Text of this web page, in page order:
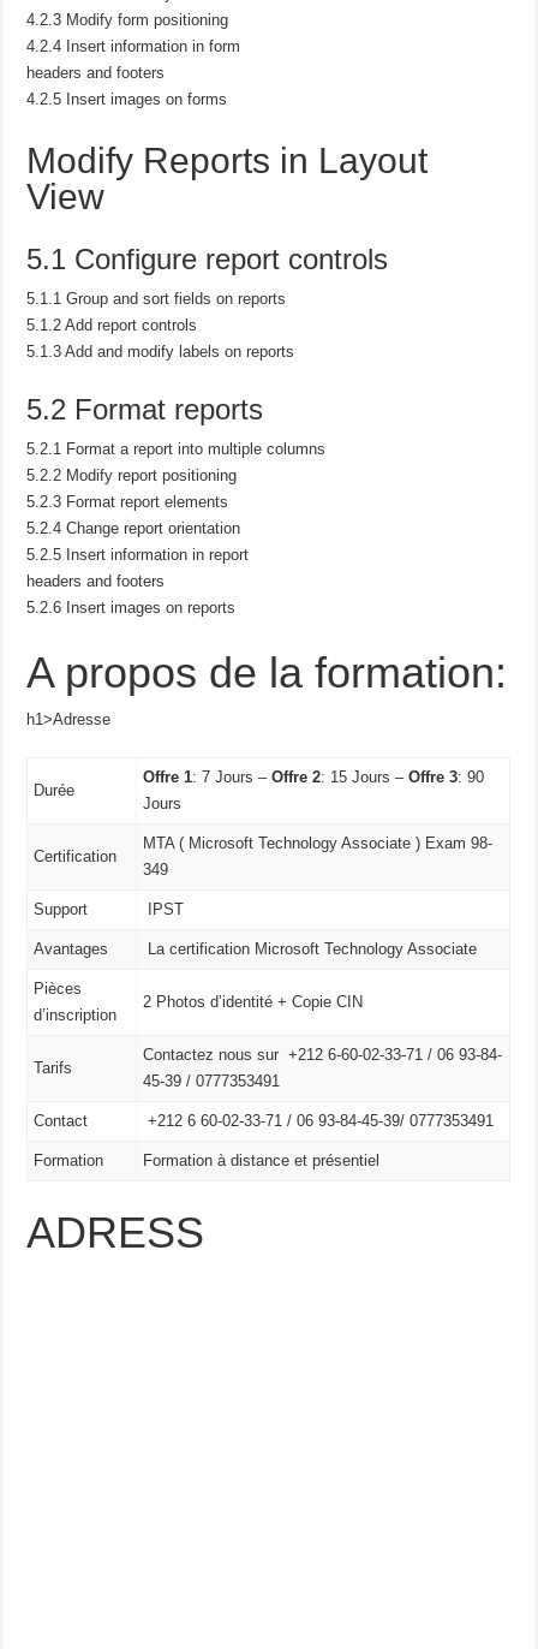
4.2.3 Modify form positioning
4.2.4 Insert information in form
headers and footers
4.2.5 Insert images on forms
Modify Reports in Layout
View
5.1 Configure report controls
5.1.1 Group and sort fields on reports
5.1.2 Add report controls
5.1.3 Add and modify labels on reports
5.2 Format reports
5.2.1 Format a report into multiple columns
5.2.2 Modify report positioning
5.2.3 Format report elements
5.2.4 Change report orientation
5.2.5 Insert information in report
headers and footers
5.2.6 Insert images on reports
A propos de la formation:
h1>Adresse
Durée
Offre 1: 7 Jours –Offre 2: 15 Jours –Offre 3: 90
Jours
Certification
MTA ( Microsoft Technology Associate ) Exam 98-
349
Support IPST
Avantages La certification Microsoft Technology Associate
Pièces
d’inscription
2 Photos d’identité + Copie CIN
Tarifs
Contactez nous sur +212 6-60-02-33-71 / 06 93-84-
45-39 / 0777353491
Contact +212 6 60-02-33-71 / 06 93-84-45-39/ 0777353491
Formation Formation à distance et présentiel
ADRESS